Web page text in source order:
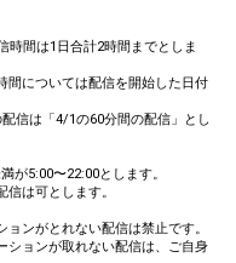
時間は1日合計2時間までとしま
間については配信を開始した日付
信は「4/1の60分間の配信」とし
が5:00〜22:00とします。
は可とします。
ンがとれない配信は禁止です。
ションが取れない配信は、ご自身